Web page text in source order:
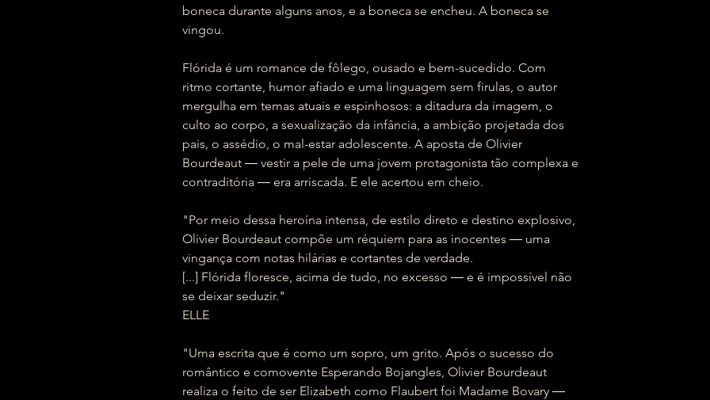
boneca durante alguns anos, e a boneca se encheu. A boneca se
vingou.
Flórida é um romance de fôlego, ousado e bem-sucedido. Com
ritmo cortante, humor afiado e uma linguagem sem firulas, o autor
mergulha em temas atuais e espinhosos: a ditadura da imagem, o
culto ao corpo, a sexualização da infância, a ambição projetada dos
pais, o assédio, o mal-estar adolescente. A aposta de Olivier
Bourdeaut ― vestir a pele de uma jovem protagonista tão complexa e
contraditória ― era arriscada. E ele acertou em cheio.
"Por meio dessa heroína intensa, de estilo direto e destino explosivo,
Olivier Bourdeaut compõe um réquiem para as inocentes ― uma
vingança com notas hilárias e cortantes de verdade.
[...] Flórida floresce, acima de tudo, no excesso ― e é impossível não
se deixar seduzir."
ELLE
"Uma escrita que é como um sopro, um grito. Após o sucesso do
romântico e comovente Esperando Bojangles, Olivier Bourdeaut
realiza o feito de ser Elizabeth como Flaubert foi Madame Bovary ―